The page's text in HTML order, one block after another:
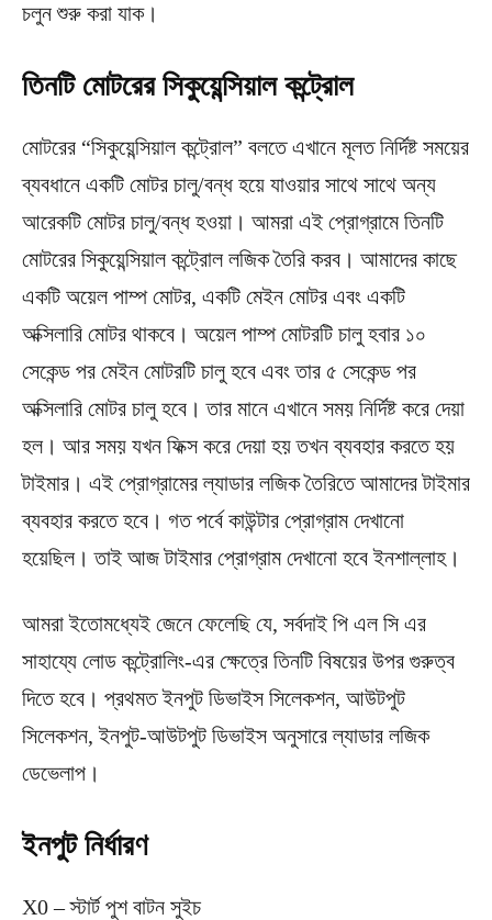
চলুন শুরু করা যাক।
তিনটি মোটরের সিকুয়েন্সিয়াল কন্ট্রোল
মোটরের “সিকুয়েন্সিয়াল কন্ট্রোল” বলতে এখানে মূলত নির্দিষ্ট সময়ের
ব্যবধানে একটি মোটর চালু/বন্ধ হয়ে যাওয়ার সাথে সাথে অন্য
আরেকটি মোটর চালু/বন্ধ হওয়া। আমরা এই প্রোগ্রামে তিনটি
মোটরের সিকুয়েন্সিয়াল কন্ট্রোল লজিক তৈরি করব। আমাদের কাছে
একটি অয়েল পাম্প মোটর, একটি মেইন মোটর এবং একটি
অক্সিলারি মোটর থাকবে। অয়েল পাম্প মোটরটি চালু হবার ১০
সেকেন্ড পর মেইন মোটরটি চালু হবে এবং তার ৫ সেকেন্ড পর
অক্সিলারি মোটর চালু হবে। তার মানে এখানে সময় নির্দিষ্ট করে দেয়া
হল। আর সময় যখন ফিক্স করে দেয়া হয় তখন ব্যবহার করতে হয়
টাইমার। এই প্রোগ্রামের ল্যাডার লজিক তৈরিতে আমাদের টাইমার
ব্যবহার করতে হবে। গত পর্বে কাউন্টার প্রোগ্রাম দেখানো
হয়েছিল। তাই আজ টাইমার প্রোগ্রাম দেখানো হবে ইনশাল্লাহ।
আমরা ইতোমধ্যেই জেনে ফেলেছি যে, সর্বদাই পি এল সি এর
সাহায্যে লোড কন্ট্রোলিং-এর ক্ষেত্রে তিনটি বিষয়ের উপর গুরুত্ব
দিতে হবে। প্রথমত ইনপুট ডিভাইস সিলেকশন, আউটপুট
সিলেকশন, ইনপুট-আউটপুট ডিভাইস অনুসারে ল্যাডার লজিক
ডেভেলাপ।
ইনপুট নির্ধারণ
X0 – স্টার্ট পুশ বাটন সুইচ